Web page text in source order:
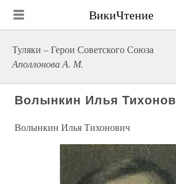
ВикиЧтение
Туляки – Герои Советского Союза
Аполлонова А. М.
Волынкин Илья
Волынкин Илья Тихонович